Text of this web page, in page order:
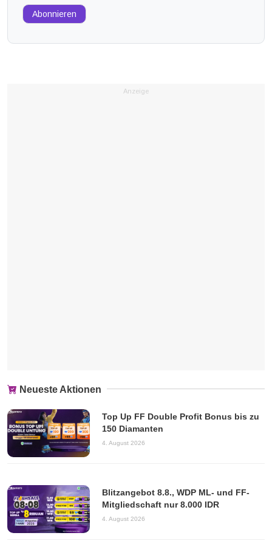
Abonnieren
Anzeige
Neueste Aktionen
Top Up FF Double Profit Bonus bis zu
150 Diamanten
4. August 2026
Blitzangebot 8.8., WDP ML- und FF-
Mitgliedschaft nur 8.000 IDR
4. August 2026